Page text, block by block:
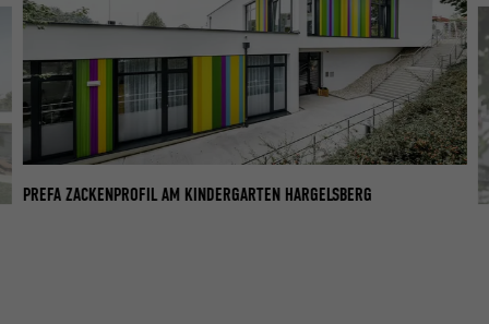
PREFA ZACKENPROFIL AM KINDERGARTEN HARGELSBERG